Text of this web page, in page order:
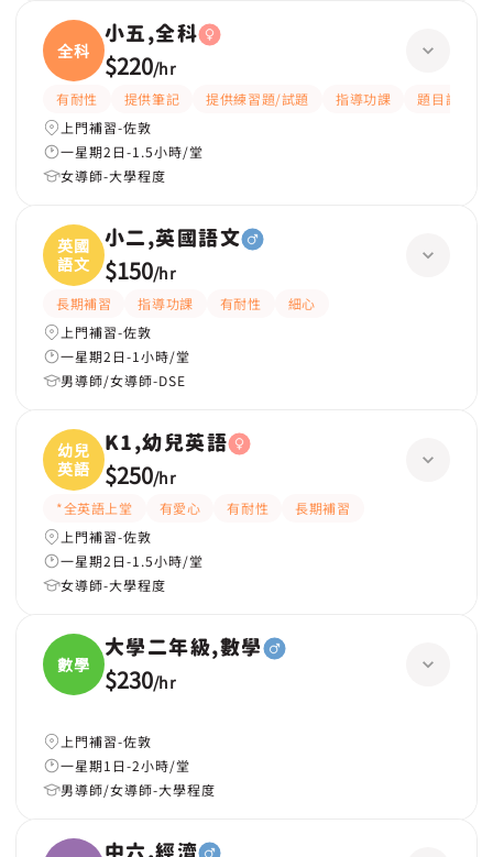
全科
小五,全科
$220/hr
有耐性 提供筆記 提供練習題/試題 指導功課
題目講解
上門補習-佐敦
一星期2日-1.5小時/堂
女導師-大學程度
英國
語文
小二,英國語文
$150/hr
長期補習 指導功課 有耐性
細心
上門補習-佐敦
一星期2日-1小時/堂
男導師/女導師-DSE
幼兒
英語
K1,幼兒英語
$250/hr
*全英語上堂 有愛心 有耐性
長期補習
上門補習-佐敦
一星期2日-1.5小時/堂
女導師-大學程度
數學
大學二年級,數學
$230/hr
上門補習-佐敦
一星期1日-2小時/堂
男導師/女導師-大學程度